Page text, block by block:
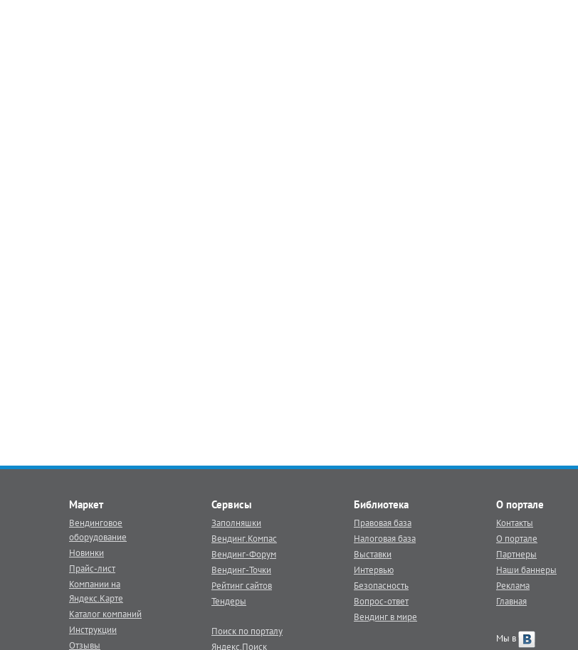
Маркет
Вендинговое
оборудование
Новинки
Прайс-лист
Компании на
Яндекс.Карте
Каталог компаний
Инструкции
Отзывы
Сервисы
Заполняшки
Вендинг.Компас
Вендинг-Форум
Вендинг-Точки
Рейтинг сайтов
Тендеры
Поиск по порталу
Яндекс.Поиск
Библиотека
Правовая база
Налоговая база
Выставки
Интервью
Безопасность
Вопрос-ответ
Вендинг в мире
О портале
Контакты
О портале
Партнеры
Наши баннеры
Реклама
Главная
Мы в